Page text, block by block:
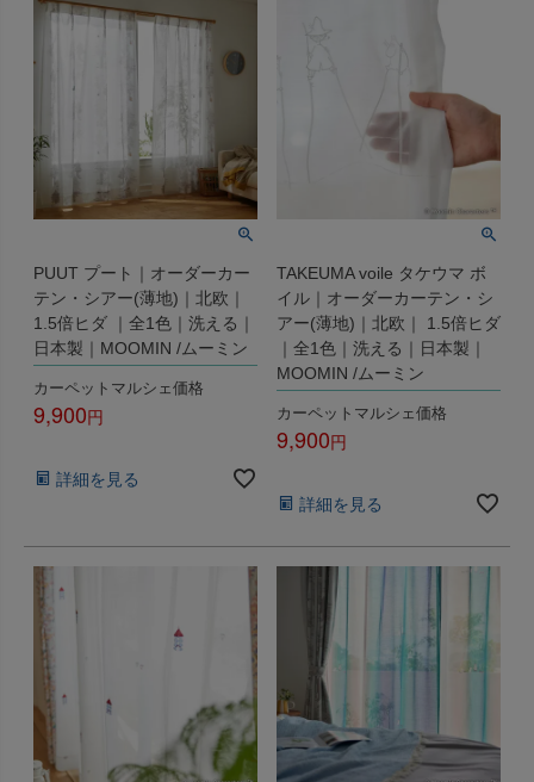
PUUT プート｜オーダーカー
テン・シアー(薄地)｜北欧｜
1.5倍ヒダ ｜全1色｜洗える｜
日本製｜MOOMIN /ムーミン
カーペットマルシェ価格
9,900
詳細を見る
TAKEUMA voile タケウマ ボ
イル｜オーダーカーテン・シ
アー(薄地)｜北欧｜ 1.5倍ヒダ
｜全1色｜洗える｜日本製｜
MOOMIN /ムーミン
カーペットマルシェ価格
9,900
詳細を見る